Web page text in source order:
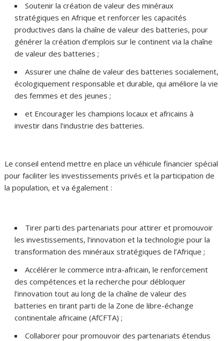
Soutenir la création de valeur des minéraux
stratégiques en Afrique et renforcer les capacités
productives dans la chaîne de valeur des batteries, pour
générer la création d’emplois sur le continent via la chaîne
de valeur des batteries ;
Assurer une chaîne de valeur des batteries socialement,
écologiquement responsable et durable, qui améliore la vie
des femmes et des jeunes ;
et Encourager les champions locaux et africains à
investir dans l’industrie des batteries.
Le conseil entend mettre en place un véhicule financier spécial
pour faciliter les investissements privés et la participation de
la population, et va également :
Tirer parti des partenariats pour attirer et promouvoir
les investissements, l’innovation et la technologie pour la
transformation des minéraux stratégiques de l’Afrique ;
Accélérer le commerce intra-africain, le renforcement
des compétences et la recherche pour débloquer
l’innovation tout au long de la chaîne de valeur des
batteries en tirant parti de la Zone de libre-échange
continentale africaine (AfCFTA) ;
Collaborer pour promouvoir des partenariats étendus